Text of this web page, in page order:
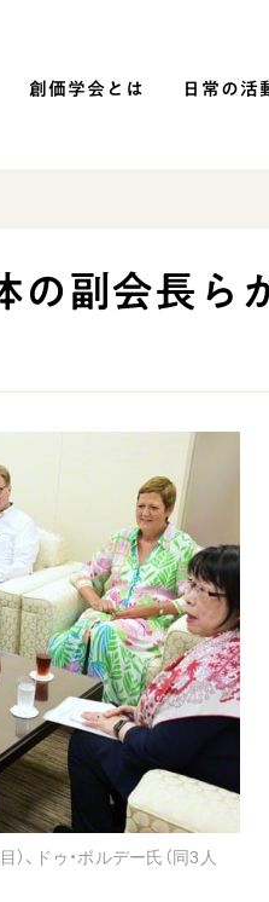
創価学会とは 日常の活
「平和の文化」を構築
「持続可能な開発目
取り組み
人道支援
音楽活動
展示活動
教育本部の活動
図書贈呈
＜関連リンク＞
創価学会総本部
の副会長ら
、ドゥ・ボルデー氏（同3人